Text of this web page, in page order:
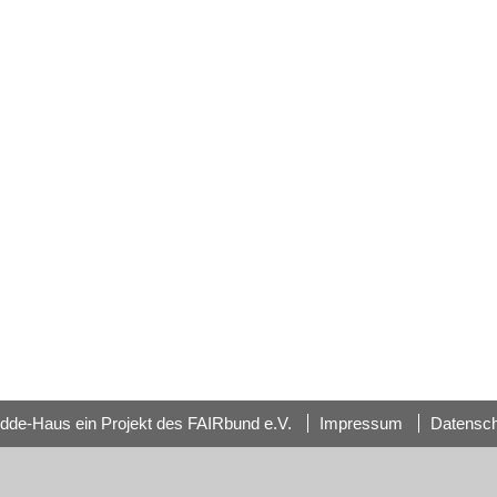
Haus ein Projekt des FAIRbund e.V. Impressum